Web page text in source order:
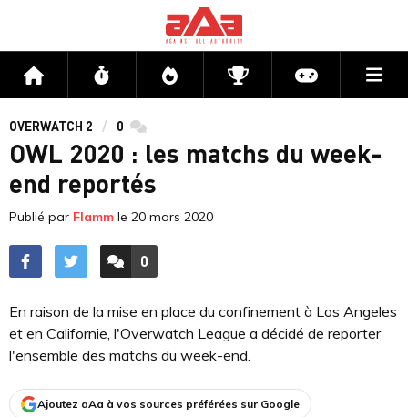
Accueil Flux Directs CompétitionsActu jeux
OVERWATCH 2 0 commentaires
OWL 2020 : les matchs du week-
end reportés
Publié par Flamm le 20 mars 2020
ACCÉDER AUX
0
COMMENTAIRES
En raison de la mise en place du confinement à Los Angeles
et en Californie, l'Overwatch League a décidé de reporter
l'ensemble des matchs du week-end.
Ajoutez aAa à vos sources préférées sur Google